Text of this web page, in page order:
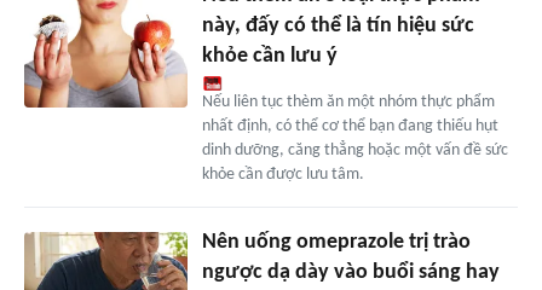
này, đấy có thể là tín hiệu sức
khỏe cần lưu ý
Nếu liên tục thèm ăn một nhóm thực phẩm
nhất định, có thể cơ thể bạn đang thiếu hụt
dinh dưỡng, căng thẳng hoặc một vấn đề sức
khỏe cần được lưu tâm.
Nên uống omeprazole trị trào
ngược dạ dày vào buổi sáng hay